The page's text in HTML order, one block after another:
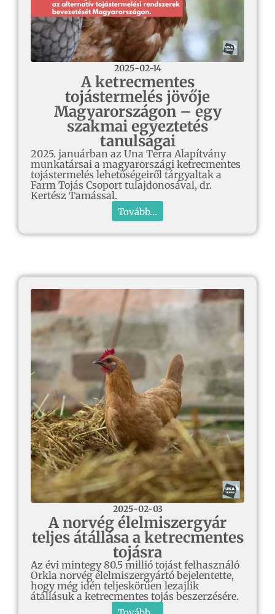
2025-02-14
A ketrecmentes
tojástermelés jövője
Magyarországon – egy
szakmai egyeztetés
tanulságai
2025. januárban az Una Terra Alapítvány
munkatársai a magyarországi ketrecmentes
tojástermelés lehetőségeiről tárgyaltak a
Farm Tojás Csoport tulajdonosával, dr.
Kertész Tamással.
Tovább...
2025-02-03
A norvég élelmiszergyár
teljes átállása a ketrecmentes
tojásra
Az évi mintegy 80.5 millió tojást felhasználó
Orkla norvég élelmiszergyártó bejelentette,
hogy még idén teljeskörűen lezajlik
átállásuk a ketrecmentes tojás beszerzésére.